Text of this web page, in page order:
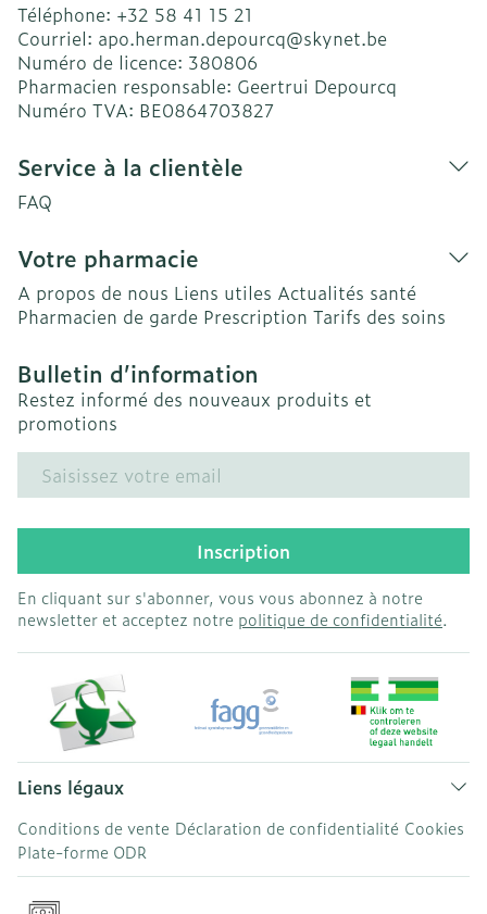
Téléphone: +32 58 41 15 21
Courriel: apo.herman.depourcq@skynet.be
Numéro de licence: 380806
Pharmacien responsable: Geertrui Depourcq
Numéro TVA: BE0864703827
Service à la clientèle
FAQ
Votre pharmacie
A propos de nous Liens utiles Actualités santé
Pharmacien de garde Prescription Tarifs des soins
Bulletin d’information
Restez informé des nouveaux produits et
promotions
Adresse mail
Inscription
En cliquant sur s'abonner, vous vous abonnez à notre
newsletter et acceptez notre politique de confidentialité.
Liens légaux
Conditions de vente Déclaration de confidentialité Cookies
Plate-forme ODR